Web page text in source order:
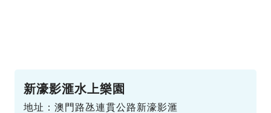
新濠影滙水上樂園
地址：澳門路氹連貫公路新濠影滙